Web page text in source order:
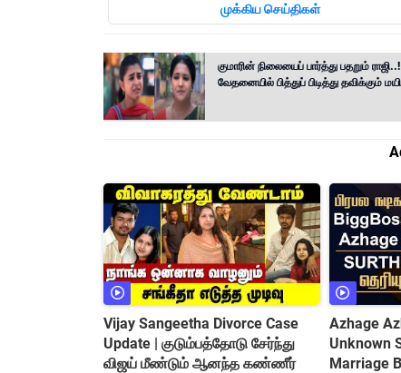
முக்கிய செய்திகள்
குமாரின் நிலையைப் பார்த்து பதறும் ராஜி..!
வேதனையில் பித்துப் பிடித்து தவிக்கும்
Vijay Sangeetha Divorce Case
Update | குடும்பத்தோடு சேர்ந்து
விஜய் மீண்டும் ஆனந்த கண்ணீர்
Azhage
Unknown
Marriage